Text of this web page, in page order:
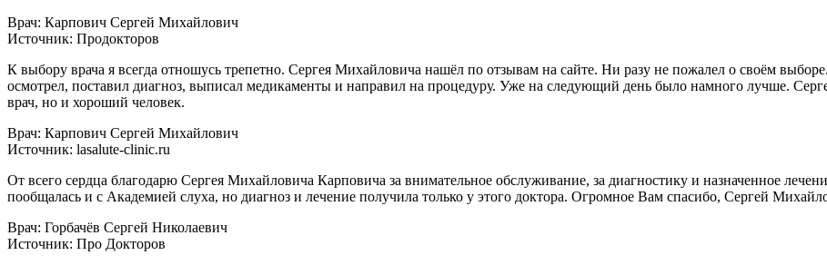
Врач: Карпович Сергей Михайлович
Источник: Продокторов
К выбору врача я всегда отношусь трепетно. Сергея Михайловича нашёл по отзывам на сайте. Ни разу не пожалел о своём
осмотрел, поставил диагноз, выписал медикаменты и направил на процедуру. Уже на следующий день было намного лучше.
врач, но и хороший человек.
Врач: Карпович Сергей Михайлович
Источник: lasalute-clinic.ru
От всего сердца благодарю Сергея Михайловича Карповича за внимательное обслуживание, за диагностику и назначенное
пообщалась и с Академией слуха, но диагноз и лечение получила только у этого доктора. Огромное Вам спасибо, Сергей
Врач: Горбачёв Сергей Николаевич
Источник: Про Докторов